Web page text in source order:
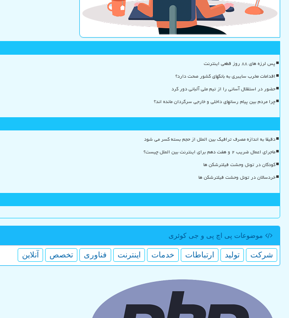
پس لرزه های ۸۸ روز قطعی اینترنت
اقدامات مخرب سایبری به بانکهای کشور صحت دارد؟
حضور در استقلال آسانی را از تیم ملی آلبانی دور کرد
چرا مردم بین پیام رسانهای داخلی و خارجی سرگردان مانده اند؟
دقیقا به اندازه مصرف ترافیک بین الملل از حجم بسته کسر می شود
ماجرای اعمال ضریب ۲ و هفت دهم برای اینترنت بین الملل چیست؟
کودکان در تونل وحشت فیلترشکن ها
خردسالان در تونل وحشت فیلترشکن ها
موضوعات پی اچ پی و جی كوئری
شركت تولید ارتباطات خدمات اینترنت فناوری تخصص آنلاین